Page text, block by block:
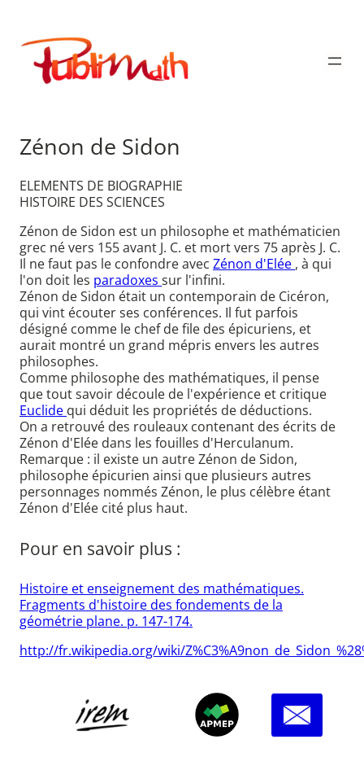
contenu
Publimath
Zénon de Sidon
ELEMENTS DE BIOGRAPHIE
HISTOIRE DES SCIENCES
Zénon de Sidon est un philosophe et mathématicien
grec né vers 155 avant J. C. et mort vers 75 après J. C.
Il ne faut pas le confondre avec Zénon d'Elée , à qui
l'on doit les paradoxes sur l'infini.
Zénon de Sidon était un contemporain de Cicéron,
qui vint écouter ses conférences. Il fut parfois
désigné comme le chef de file des épicuriens, et
aurait montré un grand mépris envers les autres
philosophes.
Comme philosophe des mathématiques, il pense
que tout savoir découle de l'expérience et critique
Euclide qui déduit les propriétés de déductions.
On a retrouvé des rouleaux contenant des écrits de
Zénon d'Elée dans les fouilles d'Herculanum.
Remarque : il existe un autre Zénon de Sidon,
philosophe épicurien ainsi que plusieurs autres
personnages nommés Zénon, le plus célèbre étant
Zénon d'Elée cité plus haut.
Pour en savoir plus :
Histoire et enseignement des mathématiques.
Fragments d'histoire des fondements de la
géométrie plane. p. 147-174.
http://fr.wikipedia.org/wiki/